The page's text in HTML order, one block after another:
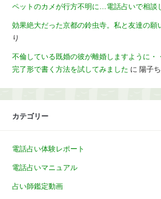
ペットのカメが行方不明に…電話占いで相談
効果絶大だった京都の鈴虫寺。私と友達の願
り
不倫している既婚の彼が離婚しますように・
完了形で書く方法を試してみました に 陽子
カテゴリー
電話占い体験レポート
電話占いマニュアル
占い師鑑定動画